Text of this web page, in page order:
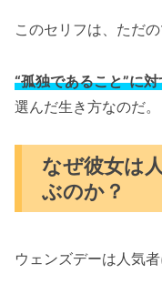
このセリフは、ただ
“孤独であること”に
選んだ生き方なのだ。
なぜ彼女は
ぶのか？
ウェンズデーは人気